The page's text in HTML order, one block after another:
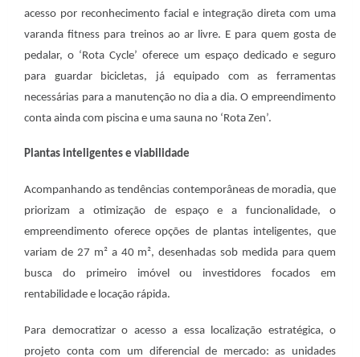
acesso por reconhecimento facial e integração direta com uma
varanda fitness para treinos ao ar livre. E para quem gosta de
pedalar, o ‘Rota Cycle’ oferece um espaço dedicado e seguro
para guardar bicicletas, já equipado com as ferramentas
necessárias para a manutenção no dia a dia. O empreendimento
conta ainda com piscina e uma sauna no ‘Rota Zen’.
Plantas inteligentes e viabilidade
Acompanhando as tendências contemporâneas de moradia, que
priorizam a otimização de espaço e a funcionalidade, o
empreendimento oferece opções de plantas inteligentes, que
variam de 27 m² a 40 m², desenhadas sob medida para quem
busca do primeiro imóvel ou investidores focados em
rentabilidade e locação rápida.
Para democratizar o acesso a essa localização estratégica, o
projeto conta com um diferencial de mercado: as unidades